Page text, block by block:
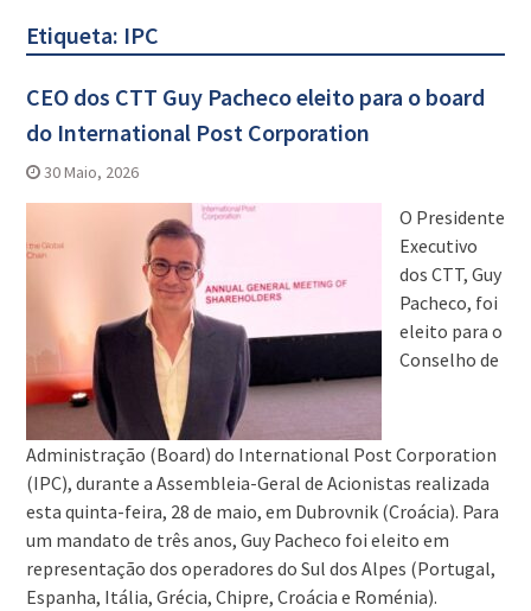
Etiqueta: IPC
CEO dos CTT Guy Pacheco eleito para o board
do International Post Corporation
30 Maio, 2026
O Presidente
Executivo
dos CTT, Guy
Pacheco, foi
eleito para o
Conselho de
Administração (Board) do International Post Corporation
(IPC), durante a Assembleia-Geral de Acionistas realizada
esta quinta-feira, 28 de maio, em Dubrovnik (Croácia). Para
um mandato de três anos, Guy Pacheco foi eleito em
representação dos operadores do Sul dos Alpes (Portugal,
Espanha, Itália, Grécia, Chipre, Croácia e Roménia).